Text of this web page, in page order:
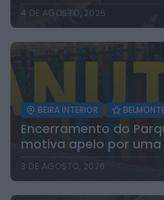
4 DE AGOSTO, 2026
BEIRA INTERIOR BELMONTE
Encerramento do
motiva apelo por
3 DE AGOSTO, 2026